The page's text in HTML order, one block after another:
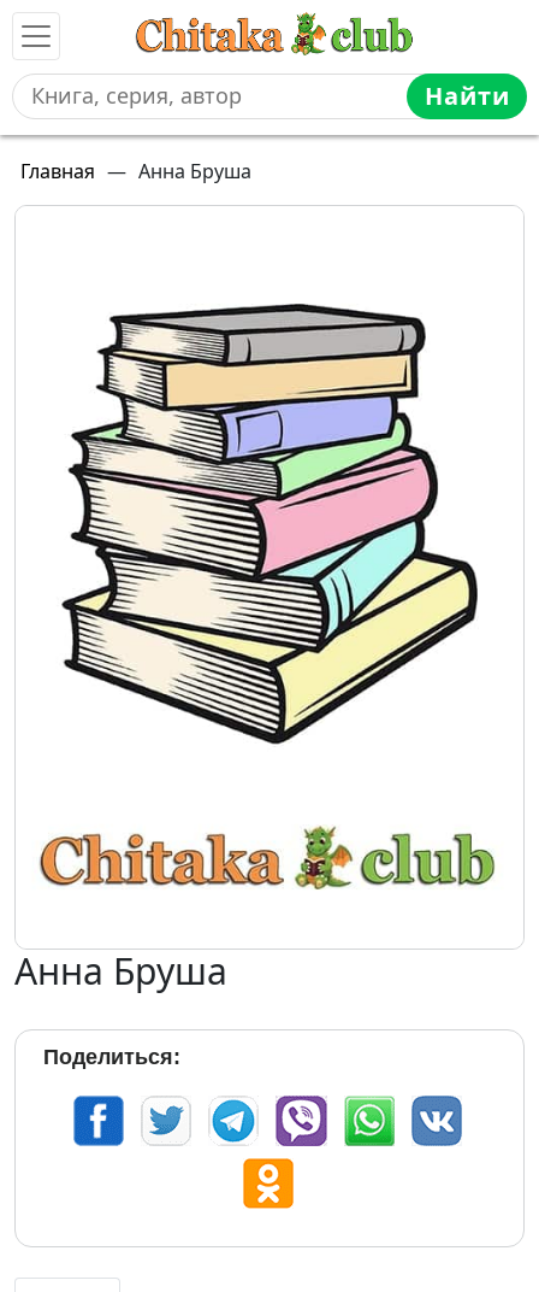
Найти
Главная — Анна Бруша
Анна Бруша
Поделиться: